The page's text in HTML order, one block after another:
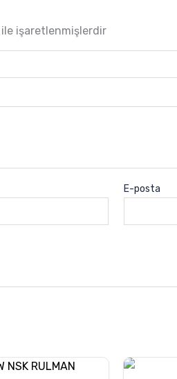
ile işaretlenmişlerdir
E-posta